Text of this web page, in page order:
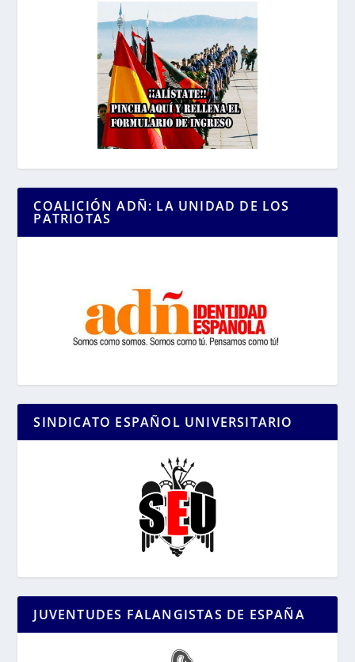
COALICIÓN ADÑ: LA UNIDAD DE LOS
PATRIOTAS
SINDICATO ESPAÑOL UNIVERSITARIO
JUVENTUDES FALANGISTAS DE ESPAÑA